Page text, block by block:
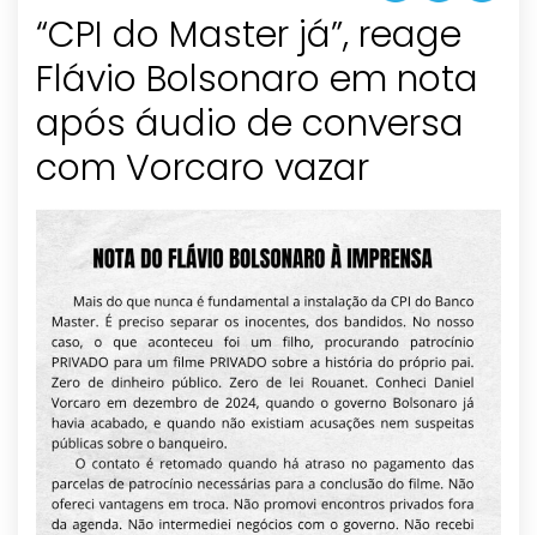
“CPI do Master já”, reage
Flávio Bolsonaro em nota
após áudio de conversa
com Vorcaro vazar